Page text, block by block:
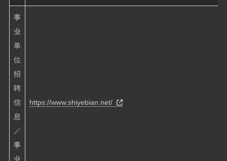
事
业
单
位
招
聘
信
息
／
事
业
https://www.shiyebian.net/